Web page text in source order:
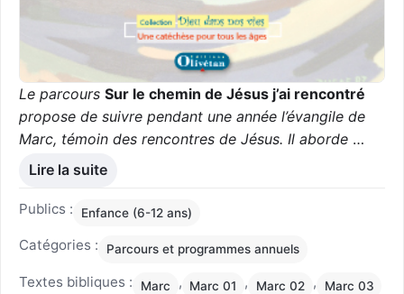
Le parcours Sur le chemin de Jésus j’ai rencontré
propose de suivre pendant une année l’évangile de
Marc, témoin des rencontres de Jésus. Il aborde …
Lire la suite
Publics : Enfance (6-12 ans)
Catégories : Parcours et programmes annuels
Textes bibliques : Marc , Marc 01 , Marc 02 , Marc 03